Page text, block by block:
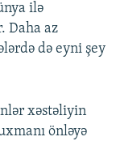
ilə
Daha az
də eyni şey
xəstəliyin
önləyə